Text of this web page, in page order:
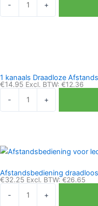
-
Met
+
1 kanaals Draadloze
€14.95 Excl. BTW: €12.36
-
Wit
Met
+
Afstandsbediening
€32.25 Excl. BTW:€26.65
-
draadloos
+